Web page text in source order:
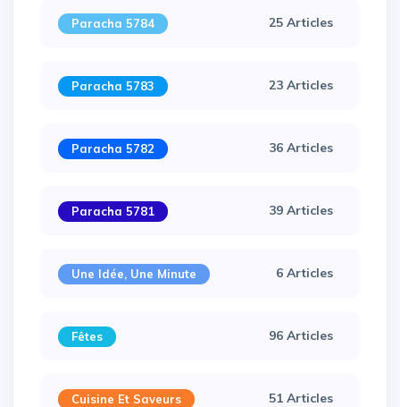
Paracha 5784 25 Articles
Paracha 5783 23 Articles
Paracha 5782 36 Articles
Paracha 5781 39 Articles
Une Idée, Une Minute 6 Articles
Fêtes 96 Articles
Cuisine Et Saveurs 51 Articles